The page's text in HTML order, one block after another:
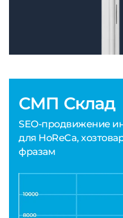
СМП Склад
SEO-продвижение
для HoReCa,
фразам